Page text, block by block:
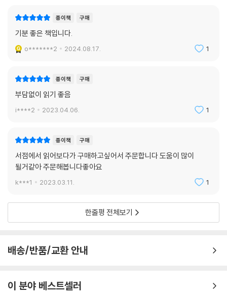
가장 소중한 시간에는 가장 소중한 일을 하라
과거를 배우는 이유는 미래가 새롭기를 바라기 때문이다
좋아하는 것과 잘하는 것은 서로 다르지 않다
지지능득知止能得
멈추기 위해서는 나아가는 것 이상의 힘이 필요하다
기회는 자신의 가능성을 깨달은 사람에게만 다가온다
하루는 마침표가 아니라 쉼표로 이어진다
스스로 변화하지 않으면 세상의 변화에 휘둘리게 된다
너무 긴 고민은 아무 생각 없는 결정과 같다
타인에게 포기당하지 않기 위해 스스로를 포기하지 말라
제6장. 자신이 그리워질 때까지 고독하라
평생을 함께해도 여전히 낯선 내게 계속 말을 건다는 것
종이책 구매
기분 좋은 책입니다.
o*******2 2024.08.17. 1
종이책 구매
부담없이 읽기 좋음
i****2 2023.04.06. 1
종이책 구매
서점에서 읽어보다가 구매하고싶어서 주문합니다 도움이 많이
될거같아 주문해봅니다좋아요
k***1 2023.03.11. 1
한줄평 전체보기
배송/반품/교환 안내
이 분야 베스트셀러